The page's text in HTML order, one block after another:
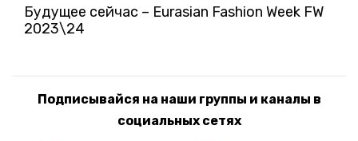
Будущее сейчас – Eurasian Fashion Week FW
2023\24
Подписывайся на наши группы и каналы в
социальных сетях